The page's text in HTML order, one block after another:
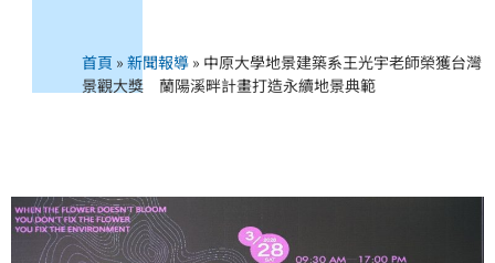
首頁 »新聞報導 » 中原大學地景建築系王光宇老師榮獲台灣
景觀大獎 蘭陽溪畔計畫打造永續地景典範